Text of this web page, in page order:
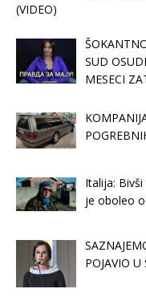
(VIDEO)
SUD
MESECI
Italija:
je oboleo
POJAVIO U